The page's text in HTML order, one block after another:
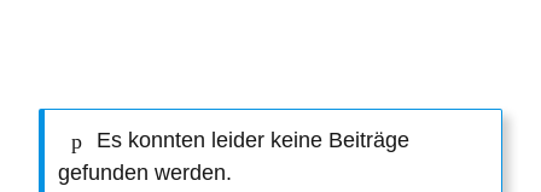
Es konnten leider keine Beiträge
gefunden werden.